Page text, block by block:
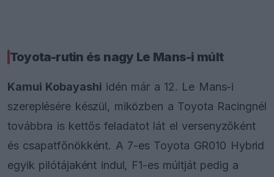
Toyota-rutin és nagy Le Mans-i múlt
Kamui Kobayashi idén már a 12. Le Mans-i
szereplésére készül, miközben a Toyota Racingnél
továbbra is kettős feladatot lát el versenyzőként
és csapatfőnökként. A 7-es Toyota GR010 Hybrid
egyik pilótájaként indul, F1-es múltját pedig a